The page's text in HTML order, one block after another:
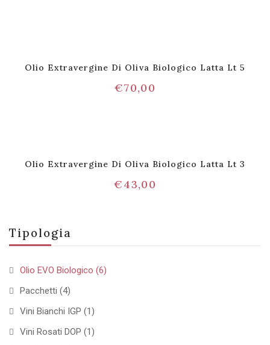
Tipologia
Olio EVO Biologico (6)
Pacchetti (4)
Vini Bianchi IGP (1)
Vini Rosati DOP (1)
Olio Extravergine Di Oliva Biologico Latta Lt 5
€70,00
Olio Extravergine Di Oliva Biologico Latta Lt 3
€43,00